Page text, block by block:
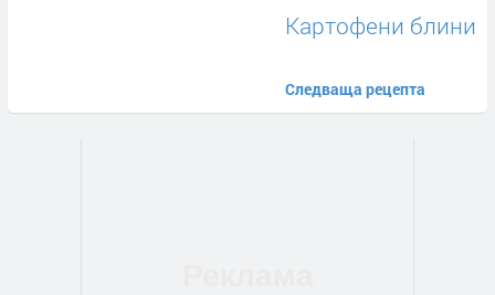
Картофени блини
Следваща рецепта